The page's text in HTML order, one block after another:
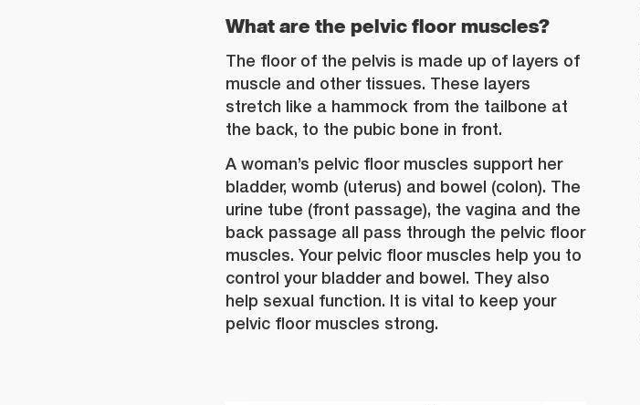
What are the pelvic floor muscles?
The floor of the pelvis is made up of layers of
muscle and other tissues. These layers
stretch like a hammock from the tailbone at
the back, to the pubic bone in front.
A woman’s pelvic floor muscles support her
bladder, womb (uterus) and bowel (colon). The
urine tube (front passage), the vagina and the
back passage all pass through the pelvic floor
muscles. Your pelvic floor muscles help you to
control your bladder and bowel. They also
help sexual function. It is vital to keep your
pelvic floor muscles strong.